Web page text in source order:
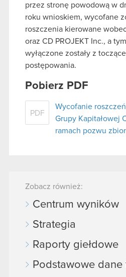
przez stronę powodową w
roku wnioskiem, wycofane
roszczenia kierowane
oraz CD PROJEKT Inc., a
wyłączone zostały z
postępowania.
Pobierz PDF
PDF
Wycofanie
Grupy Kapitałowej
ramach pozwu
Zobacz również:
Centrum wyników
Strategia
Raporty giełdowe
Podstawowe dane